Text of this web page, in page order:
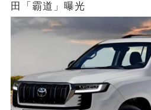
田「霸道」曝光